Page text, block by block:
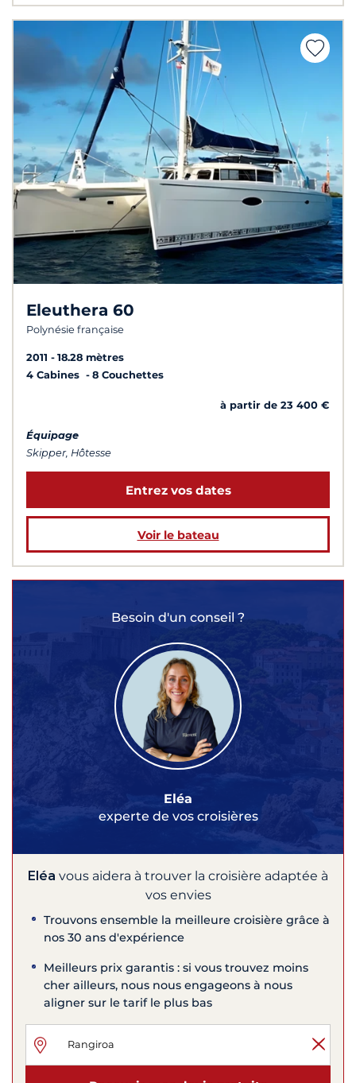
Eleuthera 60
Polynésie française
2011
18.28 mètres
4 Cabines
8 Couchettes
à partir de 23 400 €
Équipage
Skipper, Hôtesse
Entrez vos dates
Voir le bateau
Besoin d'un conseil ?
Eléa
experte de vos croisières
Eléa vous aidera à trouver la croisière adaptée à
vos envies
Trouvons ensemble la meilleure croisière grâce à
nos 30 ans d'expérience
Meilleurs prix garantis : si vous trouvez moins
cher ailleurs, nous nous engageons à nous
aligner sur le tarif le plus bas